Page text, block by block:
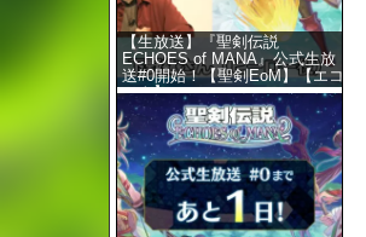
【生放送】『聖剣伝説
ECHOES of MANA』公式生放
送#0開始！【聖剣EoM】【エコ
マナ】